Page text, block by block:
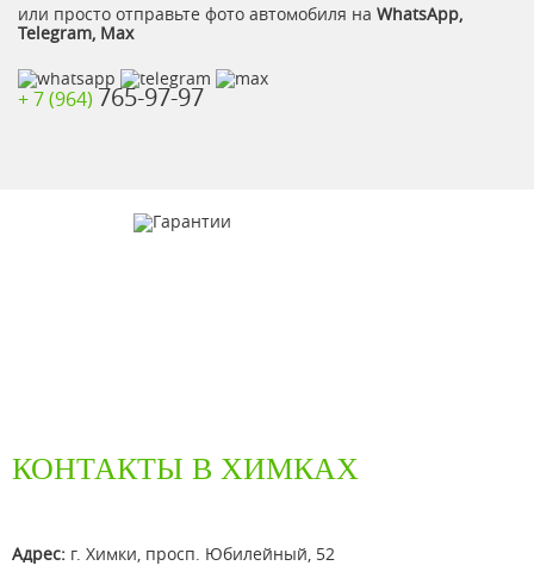
или просто отправьте фото автомобиля на WhatsApp,
Telegram, Max
+ 7 (964) 765-97-97
КОНТАКТЫ В ХИМКАХ
Адрес: г. Химки, просп. Юбилейный, 52